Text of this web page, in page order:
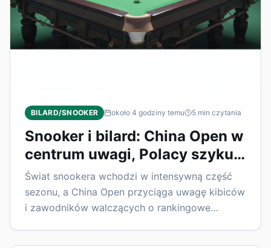
BILARD/SNOOKER około 4 godziny temu 5 min czytania
Snooker i bilard: China Open w
centrum uwagi, Polacy szykują
się do gry
Świat snookera wchodzi w intensywną część
sezonu, a China Open przyciąga uwagę kibiców
i zawodników walczących o rankingowe